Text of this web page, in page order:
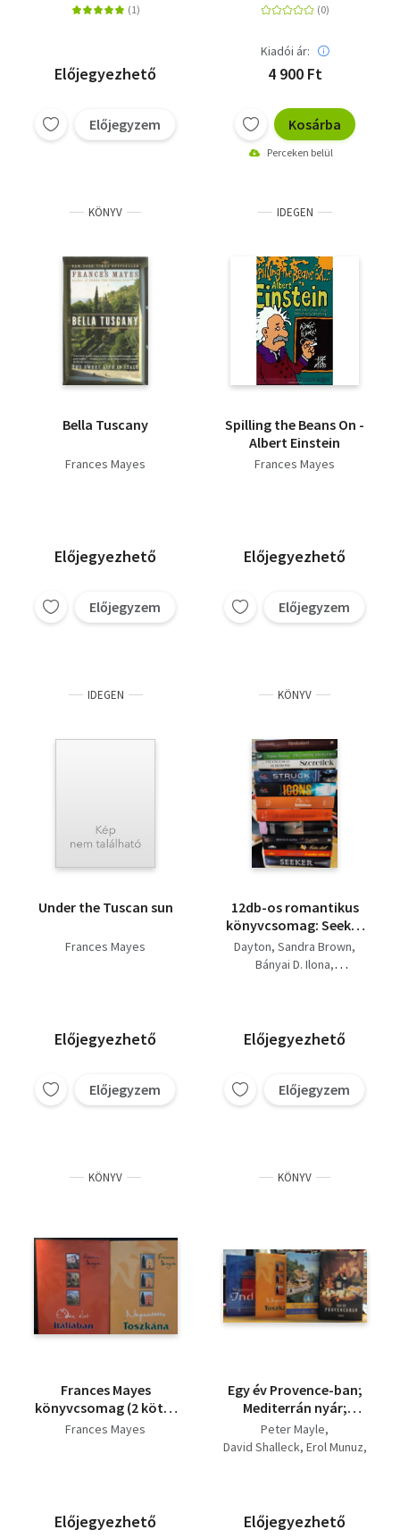
Előjegyezhető
Előjegyzem
Kiadói ár:
4 900 Ft
Kosárba
Perceken belül
KÖNYV
Bella Tuscany
Frances Mayes
Előjegyezhető
Előjegyzem
IDEGEN
Spilling the Beans On -
Albert Einstein
Frances Mayes
Előjegyezhető
Előjegyzem
IDEGEN
Under the Tuscan sun
Frances Mayes
Előjegyezhető
Előjegyzem
KÖNYV
12db-os romantikus
könyvcsomag: Seeker
+A szerelem
rabláncán+ Édes düh+
Édes élet Itáliában+
Icons/Ikonok+
sújtva+ Szeretlek+
Úrilányok Erdélyben+
Dayton Sandra Brown
Bányai D. Ilona
Margaret Stohl
Ugron Zsolna Lévai Katalin
Előjegyezhető
Előjegyzem
KÖNYV
Frances Mayes
könyvcsomag (2 kötet
📚)
Frances Mayes
Előjegyezhető
KÖNYV
Egy év Provence-ban;
Mediterrán nyár;
Napsütötte Toszkána;
Végigettem Indiát (4
Peter Mayle
David Shalleck Erol Munuz
Előjegyezhető